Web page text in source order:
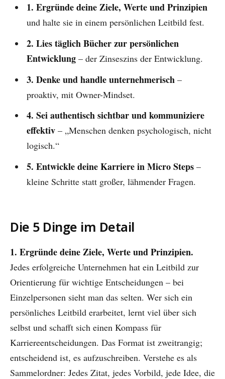
1. Ergründe deine Ziele, Werte und Prinzipien
und halte sie in einem persönlichen Leitbild fest.
2. Lies täglich Bücher zur persönlichen
Entwicklung– der Zinseszins der Entwicklung.
3. Denke und handle unternehmerisch –
proaktiv, mit Owner-Mindset.
4. Sei authentisch sichtbar und kommuniziere
effektiv– „Menschen denken psychologisch, nicht
logisch.“
5. Entwickle deine Karriere in Micro Steps–
kleine Schritte statt großer, lähmender Fragen.
Die 5 Dinge im Detail
1. Ergründe deine Ziele, Werte und Prinzipien.
Jedes erfolgreiche Unternehmen hat ein Leitbild zur
Orientierung für wichtige Entscheidungen – bei
Einzelpersonen sieht man das selten. Wer sich ein
persönliches Leitbild erarbeitet, lernt viel über sich
selbst und schafft sich einen Kompass für
Karriereentscheidungen. Das Format ist zweitrangig;
entscheidend ist, es aufzuschreiben. Verstehe es als
Sammelordner: Jedes Zitat, jedes Vorbild, jede Idee, die